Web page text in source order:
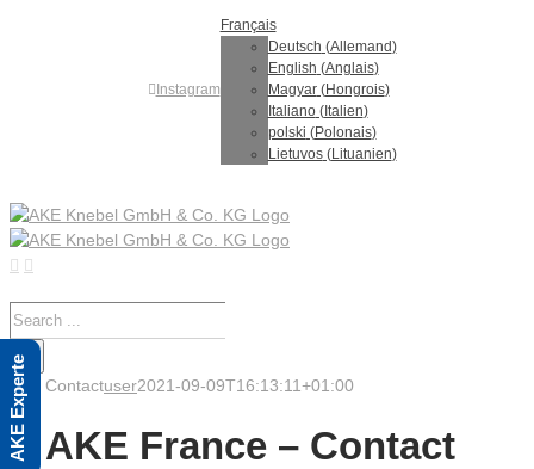
Instagram
Français
Deutsch (Allemand)
English (Anglais)
Magyar(Hongrois)
Italiano(Italien)
polski (Polonais)
Lietuvos(Lituanien)
Search
for:
Contactuser2021-09-09T16:13:11+01:00
AKE France – Contact
AKE Experte